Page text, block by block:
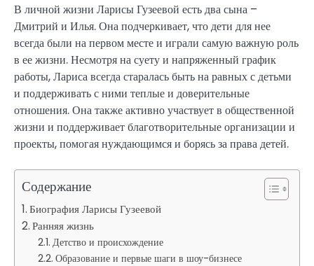
В личной жизни Ларисы Гузеевой есть два сына –
Дмитрий и Илья. Она подчеркивает, что дети для нее
всегда были на первом месте и играли самую важную роль
в ее жизни. Несмотря на суету и напряженный график
работы, Лариса всегда старалась быть на равных с детьми
и поддерживать с ними теплые и доверительные
отношения. Она также активно участвует в общественной
жизни и поддерживает благотворительные организации и
проекты, помогая нуждающимся и борясь за права детей.
Содержание
Биография Ларисы Гузеевой
Ранняя жизнь
Детство и происхождение
Образование и первые шаги в шоу-бизнесе